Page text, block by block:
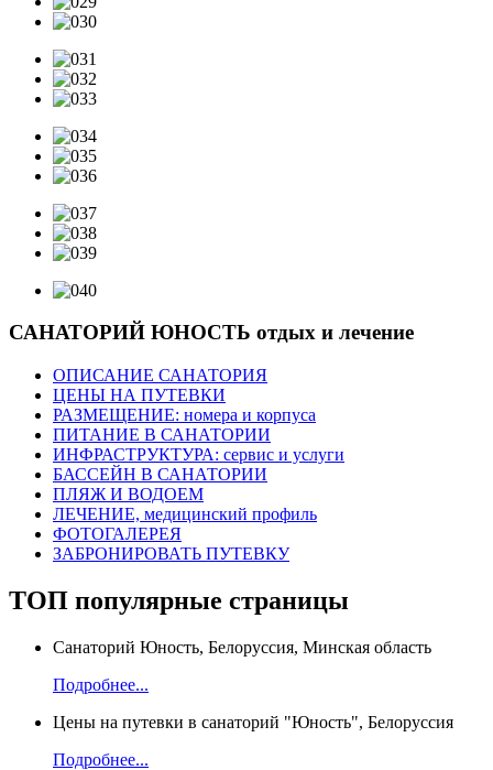
САНАТОРИЙ ЮНОСТЬ отдых и лечение
ОПИСАНИЕ САНАТОРИЯ
ЦЕНЫ НА ПУТЕВКИ
РАЗМЕЩЕНИЕ: номера и корпуса
ПИТАНИЕ В САНАТОРИИ
ИНФРАСТРУКТУРА: сервис и услуги
БАССЕЙН В САНАТОРИИ
ПЛЯЖ И ВОДОЕМ
ЛЕЧЕНИЕ, медицинский профиль
ФОТОГАЛЕРЕЯ
ЗАБРОНИРОВАТЬ ПУТЕВКУ
ТОП популярные страницы
Санаторий Юность, Белоруссия, Минская область
Подробнее...
Цены на путевки в санаторий "Юность", Белоруссия
Подробнее...